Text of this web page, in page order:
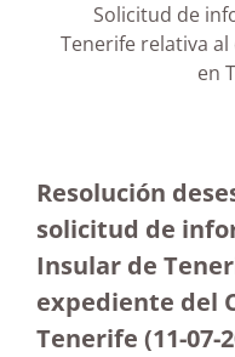
Solicitud de
Tenerife relativa
en
Resolución
solicitud de
Insular de
expediente del
Tenerife (11-07-